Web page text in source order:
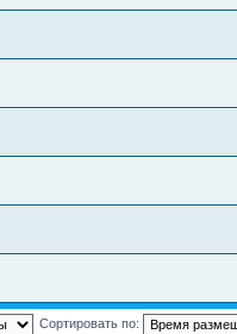
Сортировать по: